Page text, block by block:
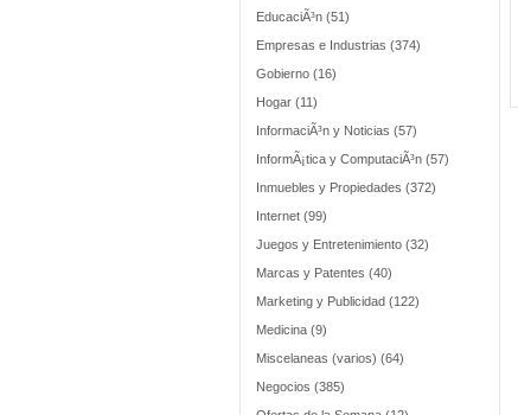
EducaciÃ³n (51)
Empresas e Industrias (374)
Gobierno (16)
Hogar (11)
InformaciÃ³n y Noticias (57)
InformÃ¡tica y ComputaciÃ³n (57)
Inmuebles y Propiedades (372)
Internet (99)
Juegos y Entretenimiento (32)
Marcas y Patentes (40)
Marketing y Publicidad (122)
Medicina (9)
Miscelaneas (varios) (64)
Negocios (385)